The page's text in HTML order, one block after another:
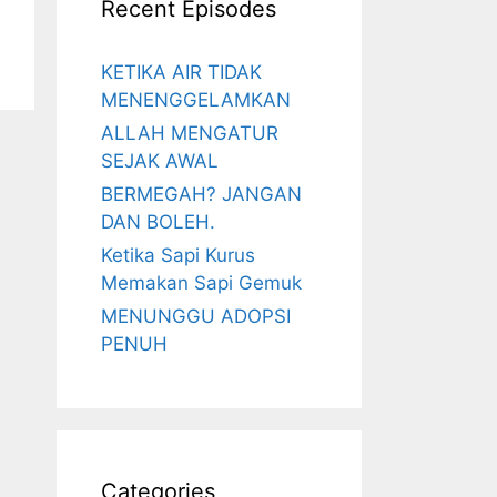
Recent Episodes
KETIKA AIR TIDAK
MENENGGELAMKAN
ALLAH MENGATUR
SEJAK AWAL
BERMEGAH? JANGAN
DAN BOLEH.
Ketika Sapi Kurus
Memakan Sapi Gemuk
MENUNGGU ADOPSI
PENUH
Categories